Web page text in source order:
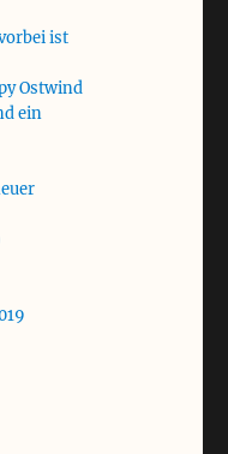
ist
Ostwind
ein